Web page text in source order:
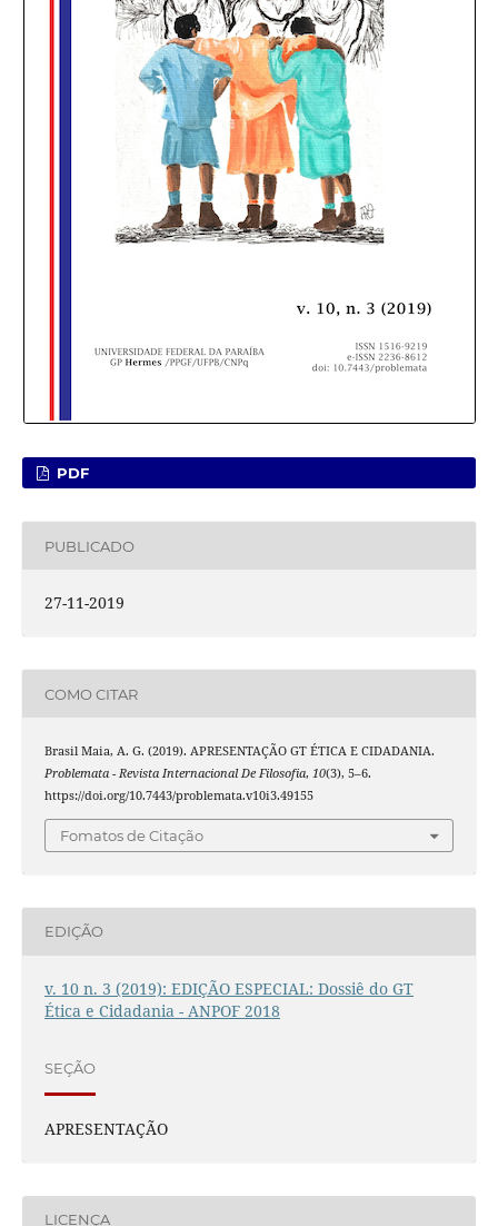
PDF
PUBLICADO
27-11-2019
COMO CITAR
Brasil Maia, A. G. (2019). APRESENTAÇÃO GT ÉTICA E CIDADANIA.
Problemata - Revista Internacional De Filosofia, 10(3), 5–6.
https://doi.org/10.7443/problemata.v10i3.49155
Fomatos de Citação
EDIÇÃO
v. 10 n. 3 (2019): EDIÇÃO ESPECIAL: Dossiê do GT
Ética e Cidadania - ANPOF 2018
SEÇÃO
APRESENTAÇÃO
LICENÇA